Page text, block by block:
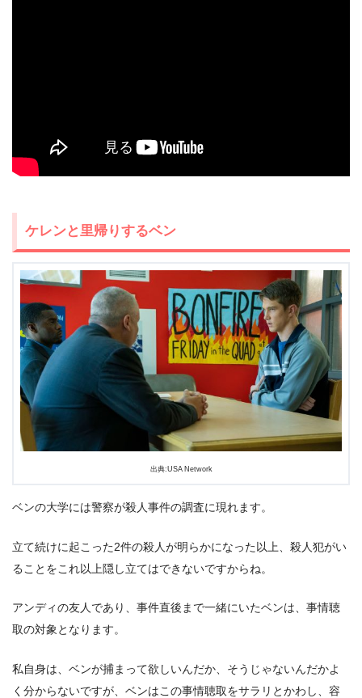
ケレンと里帰りするベン
出典:USA Network
ベンの大学には警察が殺人事件の調査に現れます。
立て続けに起こった2件の殺人が明らかになった以上、殺人犯がい
ることをこれ以上隠し立てはできないですからね。
アンディの友人であり、事件直後まで一緒にいたベンは、事情聴
取の対象となります。
私自身は、ベンが捕まって欲しいんだか、そうじゃないんだかよ
く分からないですが、ベンはこの事情聴取をサラリとかわし、容